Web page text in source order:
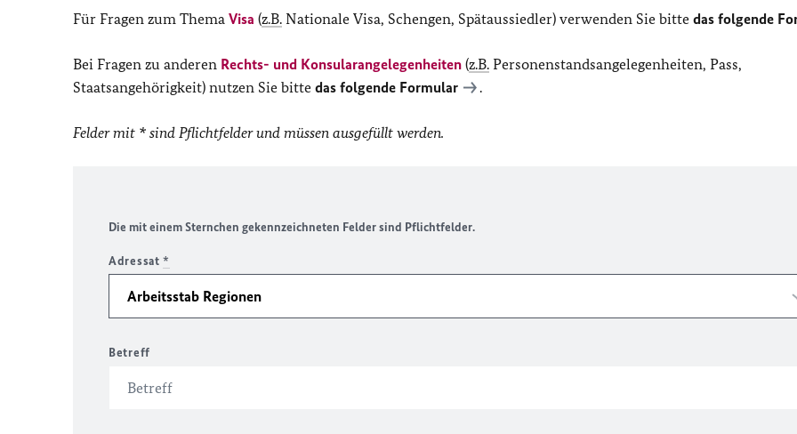
Für Fragen zum Thema Visa (z.B. Nationale Visa, Schengen, Spätaussiedler) verwenden Sie bitte das folgende
Bei Fragen zu anderen Rechts- und Konsularangelegenheiten (z.B. Personenstandsangelegenheiten, Pass,
Staatsangehörigkeit) nutzen Sie bitte das folgende Formular .
Felder mit * sind Pflichtfelder und müssen ausgefüllt werden.
Die mit einem Sternchen gekennzeichneten Felder sind Pflichtfelder.
Adressat*
Betreff